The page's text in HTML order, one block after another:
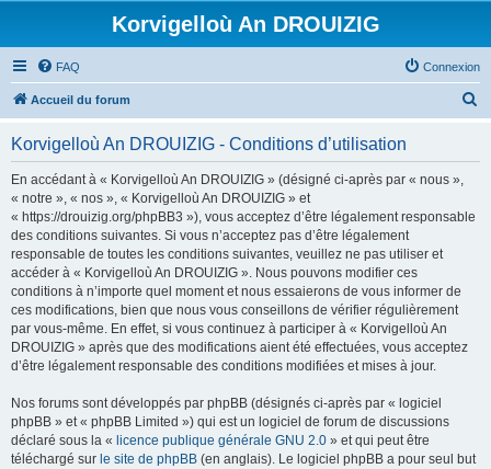
Korvigelloù An DROUIZIG
FAQ Connexion
Accueil du forum
Korvigelloù An DROUIZIG - Conditions d’utilisation
En accédant à « Korvigelloù An DROUIZIG » (désigné ci-après par « nous »,
« notre », « nos », « Korvigelloù An DROUIZIG » et
« https://drouizig.org/phpBB3 »), vous acceptez d’être légalement responsable
des conditions suivantes. Si vous n’acceptez pas d’être légalement
responsable de toutes les conditions suivantes, veuillez ne pas utiliser et
accéder à « Korvigelloù An DROUIZIG ». Nous pouvons modifier ces
conditions à n’importe quel moment et nous essaierons de vous informer de
ces modifications, bien que nous vous conseillons de vérifier régulièrement
par vous-même. En effet, si vous continuez à participer à « Korvigelloù An
DROUIZIG » après que des modifications aient été effectuées, vous acceptez
d’être légalement responsable des conditions modifiées et mises à jour.
Nos forums sont développés par phpBB (désignés ci-après par « logiciel
phpBB » et « phpBB Limited ») qui est un logiciel de forum de discussions
déclaré sous la « licence publique générale GNU 2.0 » et qui peut être
téléchargé sur le site de phpBB (en anglais). Le logiciel phpBB a pour seul but